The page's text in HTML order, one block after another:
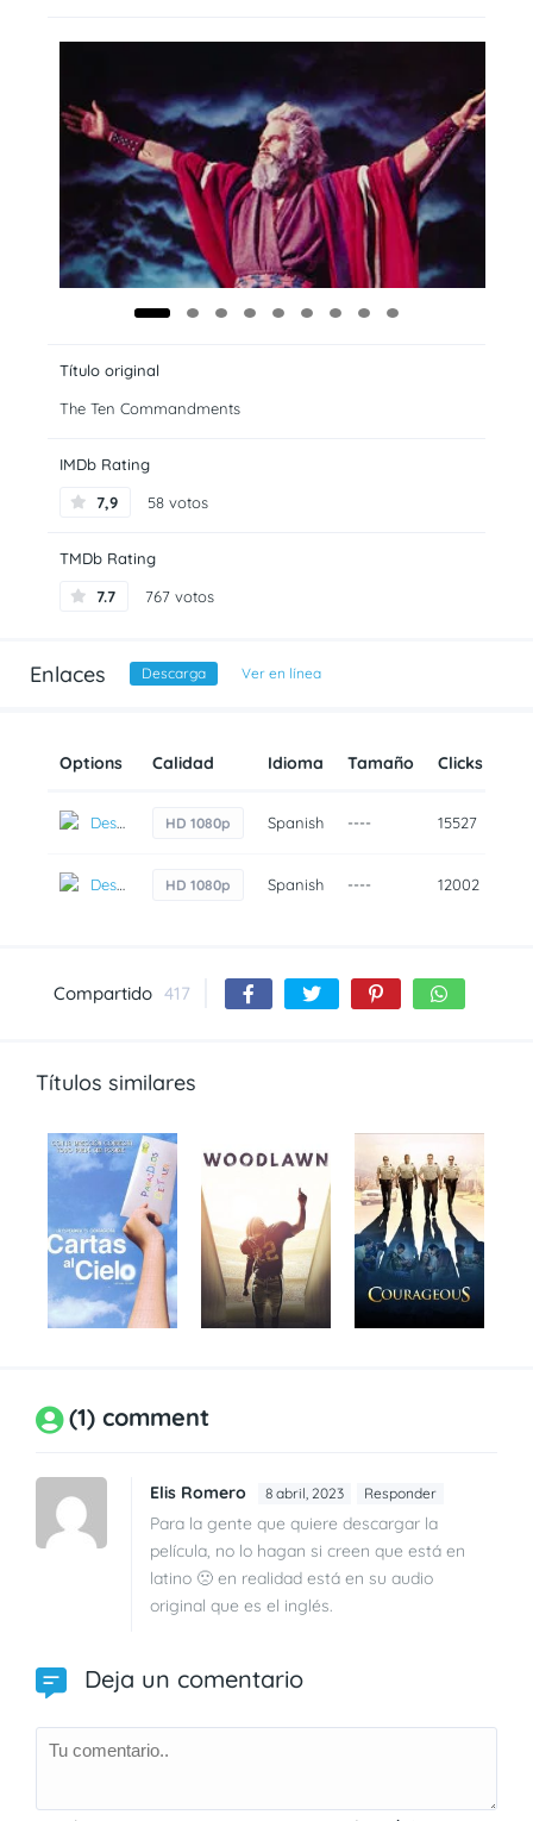
Título original
The Ten Commandments
IMDb Rating
7,9
58 votos
TMDb Rating
7.7
767 votos
Enlaces Descarga Ver en línea
Options Calidad Idioma Tamaño Clicks
Descarga HD 1080p Spanish ---- 15527
Descarga HD 1080p Spanish ---- 12002
Compartido 417
Títulos similares
(1) comment
Elis Romero 8 abril, 2023 Responder
Para la gente que quiere descargar la
película, no lo hagan si creen que está en
latino 🙁 en realidad está en su audio
original que es el inglés.
Deja un comentario